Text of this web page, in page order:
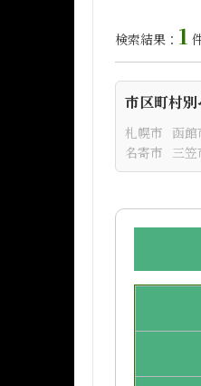
検索結果： 1
市区町村別
札幌市 函館
名寄市 三笠